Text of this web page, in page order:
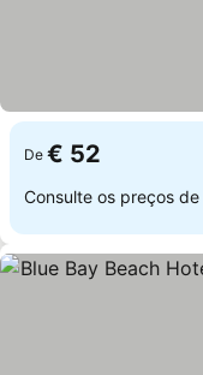
De € 52
Consulte os preços de